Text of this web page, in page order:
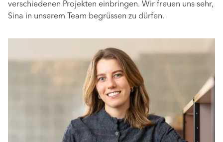
verschiedenen Projekten einbringen. Wir freuen uns sehr,
Sina in unserem Team begrüssen zu dürfen.